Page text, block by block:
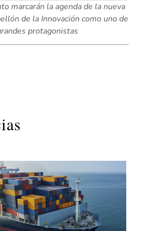
marcarán la agenda de la nueva
de la Innovación como uno de
protagonistas